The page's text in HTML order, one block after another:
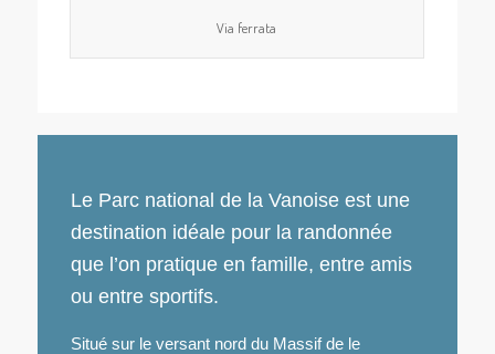
Via ferrata
Le Parc national de la Vanoise est une
destination idéale pour la randonnée
que l’on pratique en famille, entre amis
ou entre sportifs.
Situé sur le versant nord du Massif de le